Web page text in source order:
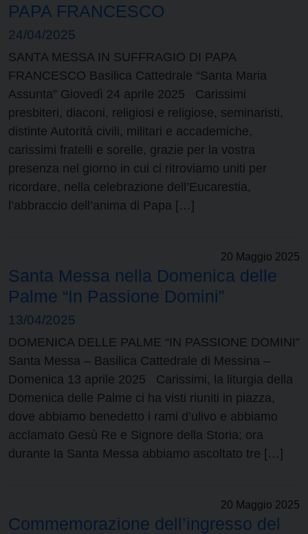
PAPA FRANCESCO
24/04/2025
SANTA MESSA IN SUFFRAGIO DI PAPA
FRANCESCO Basilica Cattedrale “Santa Maria
Assunta” Giovedì 24 aprile 2025 Carissimi
presbiteri, diaconi, religiosi e religiose, seminaristi,
distinte Autorità civili, militari e accademiche,
carissimi fratelli e sorelle, grazie per la vostra
presenza nel giorno in cui ci ritroviamo uniti per
ricordare, nella celebrazione dell’Eucarestia,
l’abbraccio dell’anima di Papa […]
20 Maggio 2025
Santa Messa nella Domenica delle
Palme “In Passione Domini”
13/04/2025
DOMENICA DELLE PALME “IN PASSIONE DOMINI”
Santa Messa – Basilica Cattedrale di Messina –
Domenica 13 aprile 2025 Carissimi, la liturgia della
Domenica delle Palme ci ha visti riuniti in piazza,
dove abbiamo benedetto i rami d’ulivo e abbiamo
acclamato Gesù Re e Signore della Storia; ora
durante la Santa Messa abbiamo ascoltato tre […]
20 Maggio 2025
Commemorazione dell’ingresso del